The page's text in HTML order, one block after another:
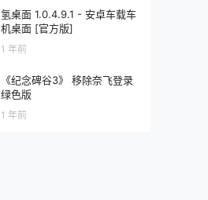
氢桌面 1.0.4.9.1 - 安卓车载车
机桌面 [官方版]
1 年前
《纪念碑谷3》 移除奈飞登录
绿色版
1 年前